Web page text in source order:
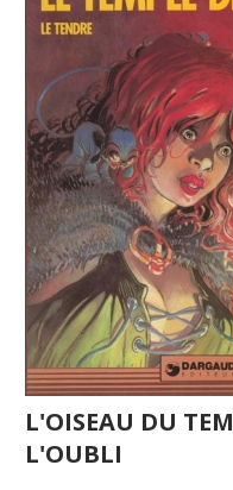
L'OISEAU DU
L'OUBLI